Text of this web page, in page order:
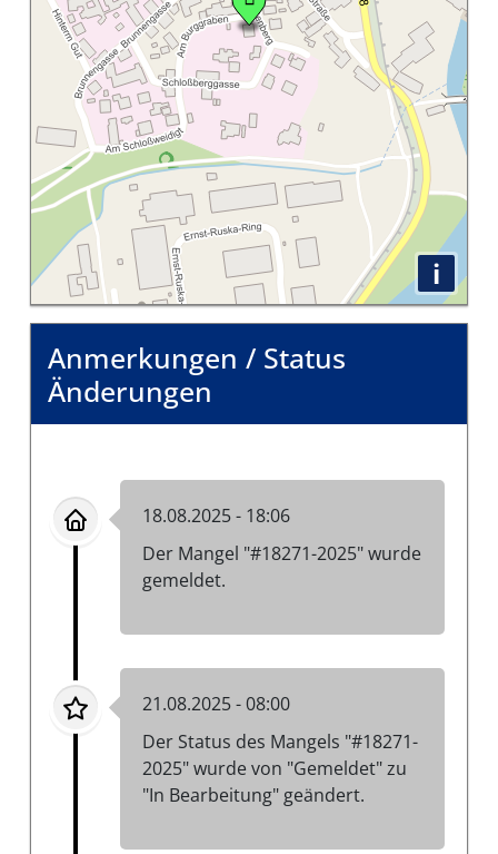
i
Anmerkungen / Status
Änderungen
18.08.2025 - 18:06
Der Mangel "#18271-2025" wurde
gemeldet.
21.08.2025 - 08:00
Der Status des Mangels "#18271-
2025" wurde von "Gemeldet" zu
"In Bearbeitung" geändert.